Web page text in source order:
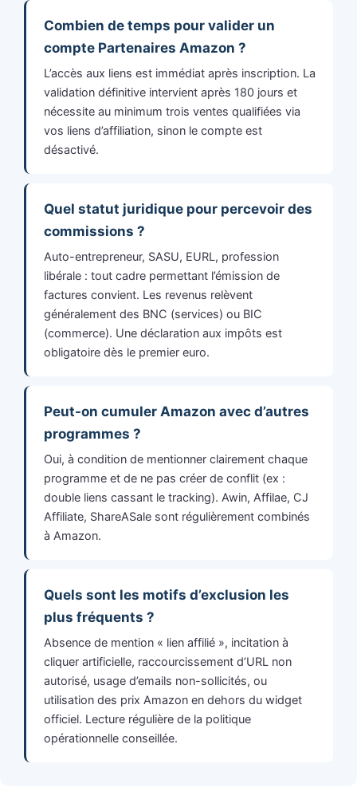
Combien de temps pour valider un
compte Partenaires Amazon ?
L’accès aux liens est immédiat après inscription. La
validation définitive intervient après 180 jours et
nécessite au minimum trois ventes qualifiées via
vos liens d’affiliation, sinon le compte est
désactivé.
Quel statut juridique pour percevoir des
commissions ?
Auto-entrepreneur, SASU, EURL, profession
libérale : tout cadre permettant l’émission de
factures convient. Les revenus relèvent
généralement des BNC (services) ou BIC
(commerce). Une déclaration aux impôts est
obligatoire dès le premier euro.
Peut-on cumuler Amazon avec d’autres
programmes ?
Oui, à condition de mentionner clairement chaque
programme et de ne pas créer de conflit (ex :
double liens cassant le tracking). Awin, Affilae, CJ
Affiliate, ShareASale sont régulièrement combinés
à Amazon.
Quels sont les motifs d’exclusion les
plus fréquents ?
Absence de mention « lien affilié », incitation à
cliquer artificielle, raccourcissement d’URL non
autorisé, usage d’emails non-sollicités, ou
utilisation des prix Amazon en dehors du widget
officiel. Lecture régulière de la politique
opérationnelle conseillée.